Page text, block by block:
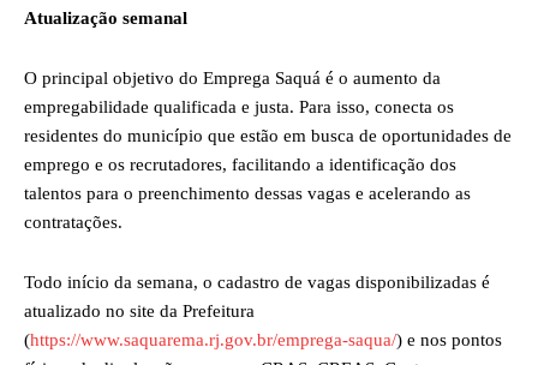
Atualização semanal
O principal objetivo do Emprega Saquá é o aumento da
empregabilidade qualificada e justa. Para isso, conecta os
residentes do município que estão em busca de oportunidades de
emprego e os recrutadores, facilitando a identificação dos
talentos para o preenchimento dessas vagas e acelerando as
contratações.
Todo início da semana, o cadastro de vagas disponibilizadas é
atualizado no site da Prefeitura
(https://www.saquarema.rj.gov.br/emprega-saqua/) e nos pontos